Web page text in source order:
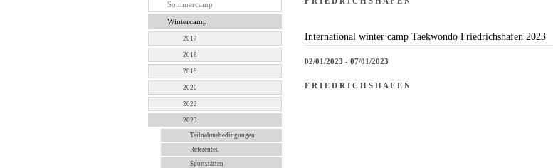
Sommercamp
Wintercamp
2017
2018
2019
2020
2022
2023
Teilnahmebedingungen
Referenten
Sportstätten
International winter camp Taekwondo Friedrichshafen 2023
02/01/2023 - 07/01/2023
F R I E D R I C H S H A F E N